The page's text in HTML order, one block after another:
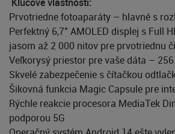
Prvotriedne fotoaparáty – hlavné s
Perfektný 6,7" AMOLED displej s Full
jasom až 2 000 nitov pre prvotriednu
Veľkorysý priestor pre vaše dáta – 256
Skvelé zabezpečenie s čítačkou
Šikovná funkcia Magic Capsule pre
Rýchle reakcie procesora MediaTek
podporou 5G